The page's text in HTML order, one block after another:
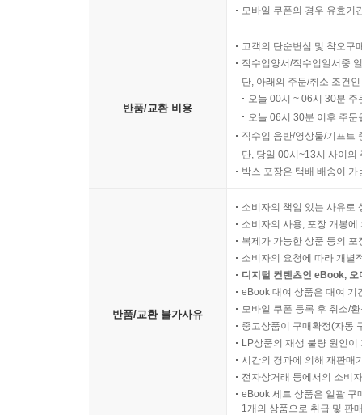
모바일 쿠폰의 경우 유효기
반품/교환 비용
고객의 단순변심 및 착오구
직수입양서/직수입일서중
단, 아래의 주문/취소 조건
오늘 00시 ~ 06시 30분
오늘 06시 30분 이후 주
직수입 음반/영상물/기프트
단, 당일 00시~13시 사이의
박스 포장은 택배 배송이
반품/교환 불가사유
소비자의 책임 있는 사유로
소비자의 사용, 포장 개봉
복제가 가능한 상품 등의
소비자의 요청에 따라 개별
디지털 컨텐츠인 eBook,
eBook 대여 상품은 대여 기
모바일 쿠폰 등록 후 취소/
중고상품이 구매확정(자동
LP상품의 재생 불량 원인
시간의 경과에 의해 재판매
전자상거래 등에서의 소비
eBook 세트 상품은 일괄 구
1개의 상품으로 취급 및 판